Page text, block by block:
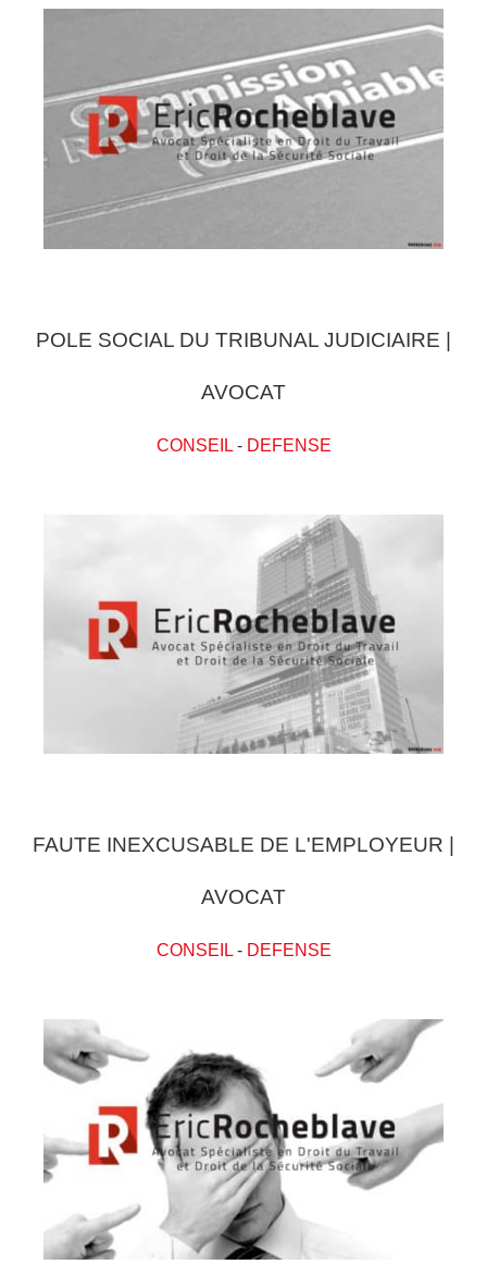
POLE SOCIAL DU TRIBUNAL JUDICIAIRE |
AVOCAT
CONSEIL- DEFENSE
FAUTE INEXCUSABLE DE L'EMPLOYEUR |
AVOCAT
CONSEIL- DEFENSE